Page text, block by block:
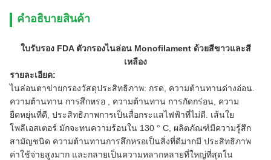
คําอธิบายสินค้า
ใบรับรอง FDA ตัวกรองไนล่อน Monofilament ด้วยสีขาวและสี
เหลือง
รายละเอียด:
ไนล่อนตาข่ายกรองวัสดุประสิทธิภาพ: กรด, ความต้านทานด่างอ่อน.
ความต้านทาน การสึกหรอ , ความต้านทาน การกัดกร่อน, ความ
ยืดหยุ่นที่ดี, ประสิทธิภาพการเป็นสื่อกระแสไฟฟ้าที่ไม่ดี. เส้นใย
โพลีเอสเตอร์ มักจะทนความร้อนใน 130 ° C, ผลิตภัณฑ์มีความรู้สึก
สามัญชนิด ความต้านทานการสึกหรอเป็นสิ่งที่ดีมากมี ประสิทธิภาพ
ค่าใช้จ่ายสูงมาก และกลายเป็นความหลากหลายที่ใหญ่ที่สุดใน